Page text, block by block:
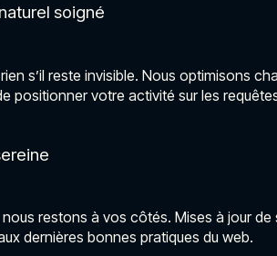
soigné
s’il reste invisible. Nous optimisons
positionner votre activité sur les
nous restons à vos côtés. Mises à jour
dernières bonnes pratiques du web.